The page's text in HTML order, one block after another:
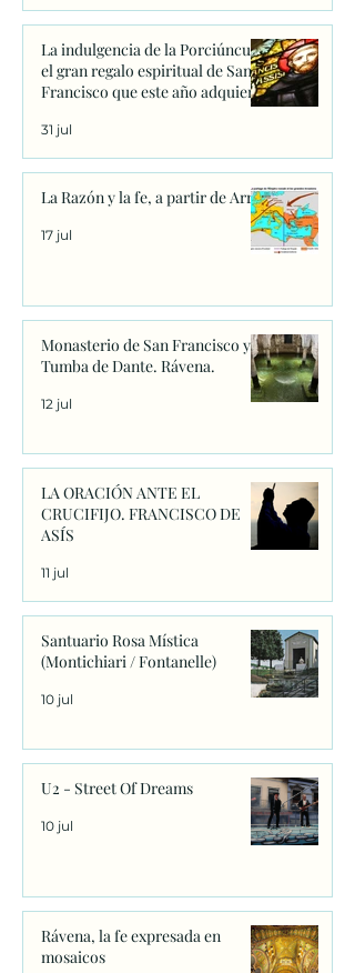
La indulgencia de la Porciúncula:
el gran regalo espiritual de San
Francisco que este año adquiere
31 jul
La Razón y la fe, a partir de Arrio
17 jul
Monasterio de San Francisco y
Tumba de Dante. Rávena.
12 jul
LA ORACIÓN ANTE EL
CRUCIFIJO. FRANCISCO DE
ASÍS
11 jul
Santuario Rosa Mística
(Montichiari / Fontanelle)
10 jul
U2 - Street Of Dreams
10 jul
Rávena, la fe expresada en
mosaicos